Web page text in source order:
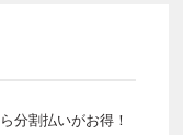
分割払いがお得！